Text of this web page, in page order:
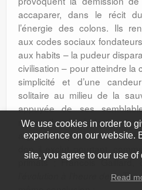
accaparer, dans le récit
l’énergie des colons. Ils
aux codes sociaux
aux habits – la pudeur
civilisation – pour atteindre la
simplicité et d’une
solitaire au milieu de la
appuyée de ses
régressif,
arguments pour une
don il exclut pourtant,
primats ; Francois
l’évolution à l’heure de la
We use cookies in order to
experience on our website.
site, you agree to our use of
Read